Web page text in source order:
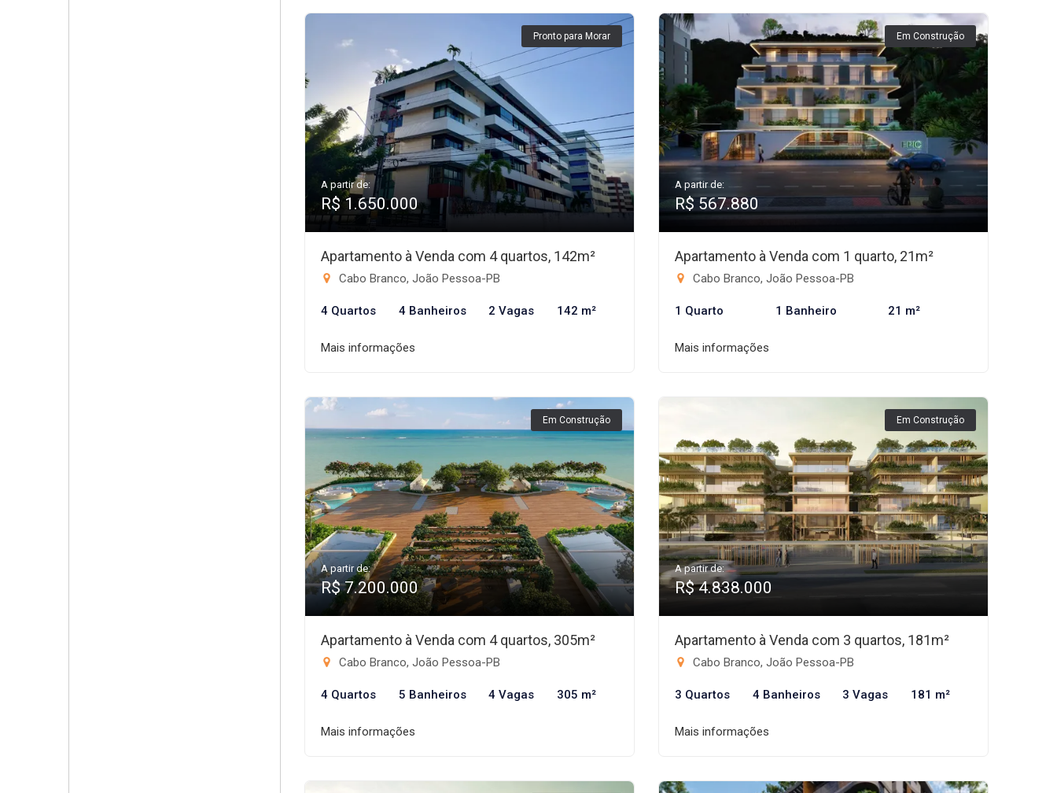
Pronto para Morar
A partir de:
R$ 1.650.000
Apartamento à Venda com 4 quartos, 142m²
Cabo Branco, João Pessoa-PB
4 Quartos 4 Banheiros 2 Vagas 142 m²
Mais informações
Em Construção
A partir de:
R$ 567.880
Apartamento à Venda com 1 quarto, 21m²
Cabo Branco, João Pessoa-PB
1 Quarto 1 Banheiro 21 m²
Mais informações
Em Construção
A partir de:
R$ 7.200.000
Apartamento à Venda com 4 quartos, 305m²
Cabo Branco, João Pessoa-PB
4 Quartos 5 Banheiros 4 Vagas 305 m²
Mais informações
Em Construção
A partir de:
R$ 4.838.000
Apartamento à Venda com 3 quartos, 181m²
Cabo Branco, João Pessoa-PB
3 Quartos 4 Banheiros 3 Vagas 181 m²
Mais informações